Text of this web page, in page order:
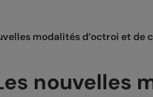
modalités d’octroi et de
nouvelles